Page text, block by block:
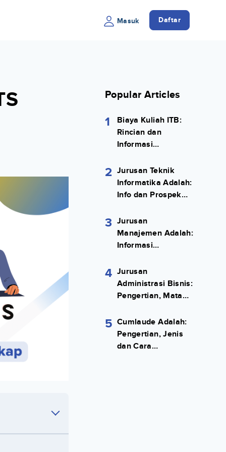
Masuk Daftar
Popular Articles
1
Biaya Kuliah ITB:
Rincian dan
Informasi
2 Jurusan Teknik
Informatika Adalah:
Info dan Prospek
3 Jurusan
Manajemen Adalah:
Informasi
4 Jurusan
Administrasi Bisnis:
Pengertian, Mata
Kerja Lengkap
5 Cumlaude Adalah:
Pengertian, Jenis
dan Cara